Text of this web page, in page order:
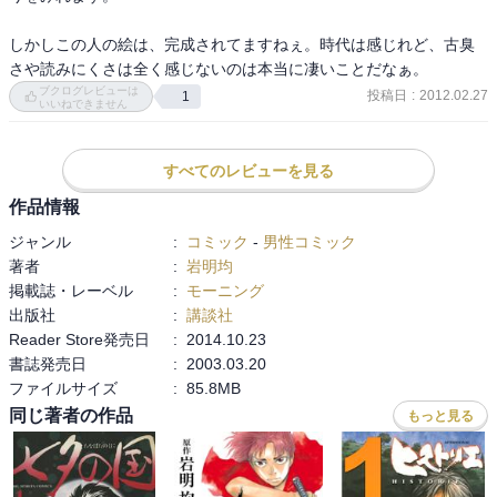
しかしこの人の絵は、完成されてますねぇ。時代は感じれど、古臭
さや読みにくさは全く感じないのは本当に凄いことだなぁ。
ブクログレビューは
いいねできません
1 投稿日 : 2012.02.27
すべてのレビューを見る
作品情報
ジャンル : コミック - 男性コミック
著者
: 岩明均
掲載誌・レーベル
:
モーニング
出版社
: 講談社
Reader Store発売日
:
2014.10.23
書誌発売日
:
2003.03.20
ファイルサイズ
: 85.8MB
同じ著者の作品 もっと見る